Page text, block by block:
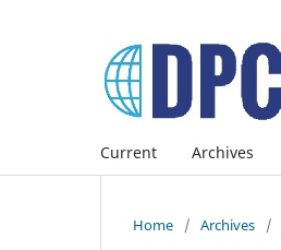
Current Archives
Home / Archives /